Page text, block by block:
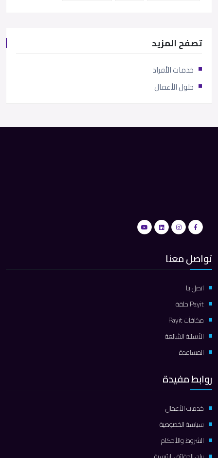
تصفح المزيد
خدمات الأفراد
حلول الأعمال
تواصل معنا
اتصل بنا
Payit حلقة
مكافآت Payit
الأسئلة الشائعة
المساعدة
روابط مفيدة
خدمات الأعمال
سياسة الخصوصية
الشروط والأحكام